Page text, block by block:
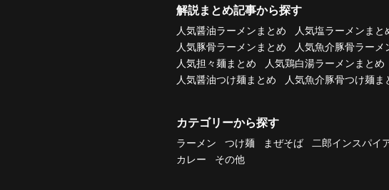
解説まとめ記事から探す
人気醤油ラーメンまとめ 人気塩ラーメンまと
人気豚骨ラーメンまとめ
人気魚介豚骨ラーメ
人気担々麺まとめ
人気鶏白湯ラーメンまとめ
人気醤油つけ麺まとめ
人気魚介豚骨つけ麺ま
カテゴリーから探す
ラーメン つけ麺 まぜそば 二郎インスパイ
カレー
その他